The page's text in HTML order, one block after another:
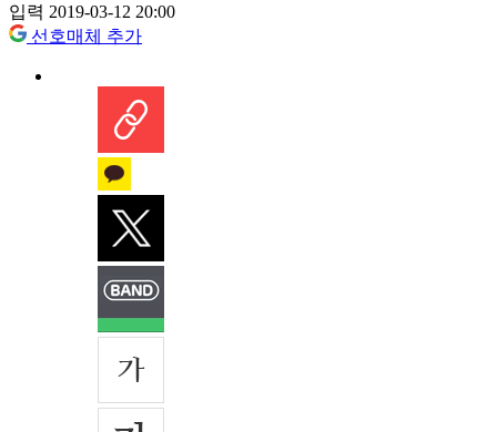
입력 2019-03-12 20:00
선호매체 추가